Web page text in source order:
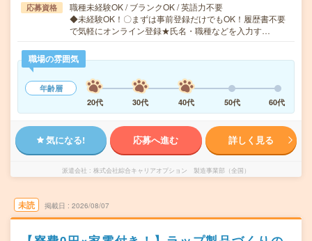
応募資格
職種未経験OK / ブランクOK / 英語力不要
◆未経験OK！〇まずは事前登録だけでもOK！履歴書不要
で気軽にオンライン登録★氏名・職種などを入力す…
職場の雰囲気
年齢層
20代
30代 40代 50代 60代
気になる! 応募へ進む 詳しく見る
派遣会社 株式会社綜合キャリアオプション 製造事業部（全国）
未読 掲載日 2026/08/07